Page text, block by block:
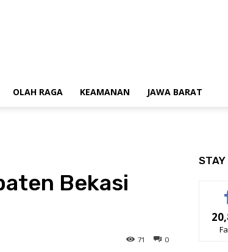
OLAH RAGA KEAMANAN JAWA BARAT
Bekasi
0
71
STAY